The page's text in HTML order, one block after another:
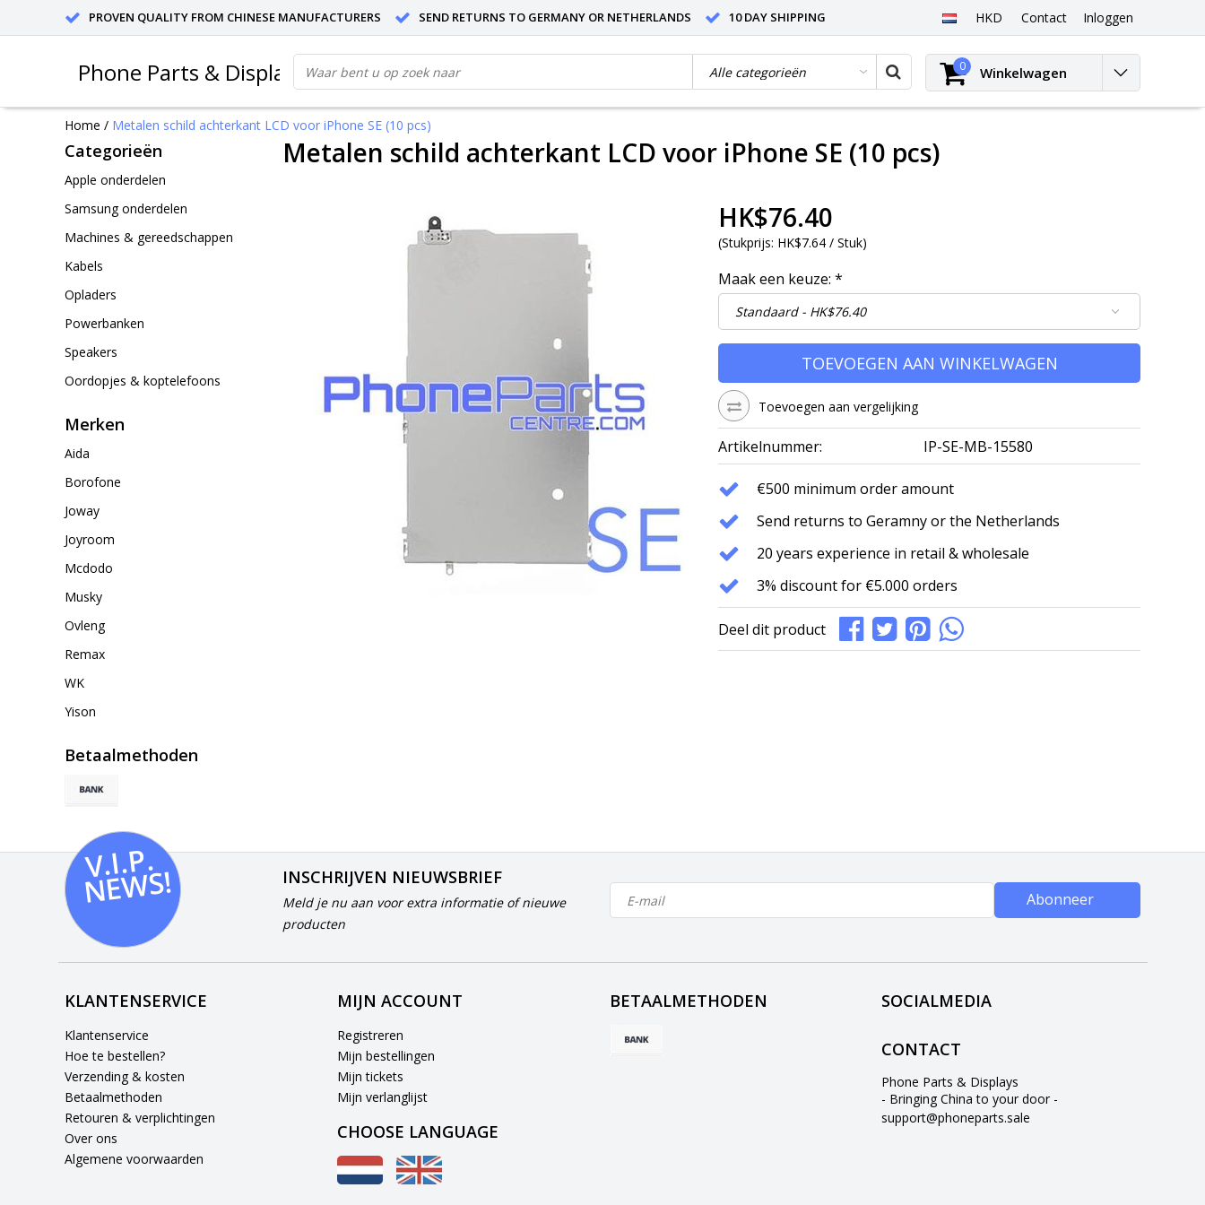
PROVEN QUALITY FROM CHINESE MANUFACTURERS SEND RETURNS TO GERMANY OR NETHERLANDS 10 DAY SHIPPING HKD Contact Inloggen
Phone Parts & Displays 0 Winkelwagen
Home / Metalen schild achterkant LCD voor iPhone SE (10 pcs)
Categorieën
Apple onderdelen
Samsung onderdelen
Machines & gereedschappen
Kabels
Opladers
Powerbanken
Speakers
Oordopjes & koptelefoons
Merken
Aida
Borofone
Joway
Joyroom
Mcdodo
Musky
Ovleng
Remax
WK
Yison
Betaalmethoden
Metalen schild achterkant LCD voor iPhone SE (10 pcs)
HK$76.40
(Stukprijs: HK$7.64 / Stuk)
Maak een keuze: *
TOEVOEGEN AAN WINKELWAGEN
Toevoegen aan vergelijking
Artikelnummer: IP-SE-MB-15580
€500 minimum order amount
Send returns to Geramny or the Netherlands
20 years experience in retail & wholesale
3% discount for €5.000 orders
Deel dit product
V.I.
P.
N
E
W
S! INSCHRIJVEN NIEUWSBRIEF
Meld je nu aan voor extra informatie of nieuwe
producten
Abonneer
KLANTENSERVICE
Klantenservice
Hoe te bestellen?
Verzending & kosten
Betaalmethoden
Retouren & verplichtingen
Over ons
Algemene voorwaarden
MIJN ACCOUNT
Registreren
Mijn bestellingen
Mijn tickets
Mijn verlanglijst
CHOOSE LANGUAGE
BETAALMETHODEN SOCIALMEDIA
CONTACT
Phone Parts & Displays
- Bringing China to your door -
support@phoneparts.sale